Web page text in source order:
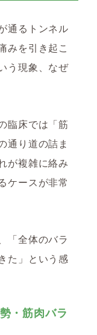
通るトンネル
みを引き起こ
う現象、なぜ
臨床では「筋
通り道の詰ま
が複雑に絡み
ケースが非常
「全体のバラ
た」という感
・筋肉バラ